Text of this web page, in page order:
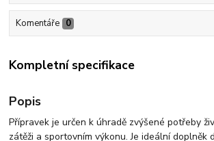
Komentáře 0
Kompletní specifikace
Popis
Přípravek je určen k úhradě zvýšené potřeby
zátěži a sportovním výkonu. Je ideální doplněk